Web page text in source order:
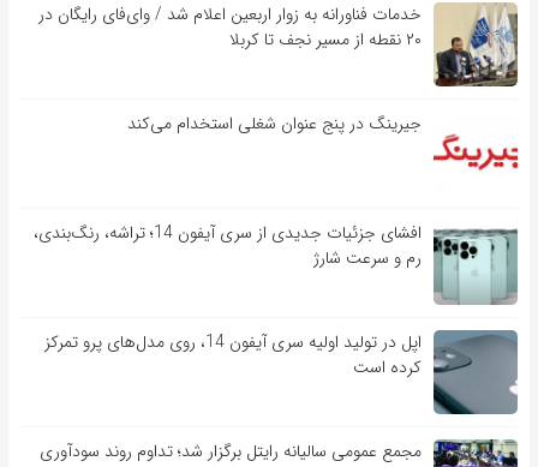
خدمات فناورانه به زوار اربعین اعلام شد / وای‌فای رایگان در
۲۰ نقطه از مسیر نجف تا کربلا
جیرینگ در پنج عنوان شغلی استخدام می‌کند
افشای جزئیات جدیدی از سری آیفون 14؛ تراشه، رنگ‌بندی،
رم و سرعت شارژ
اپل در تولید اولیه سری آیفون 14، روی مدل‌های پرو تمرکز
کرده است
مجمع عمومی سالیانه رایتل برگزار شد؛ تداوم روند سودآوری